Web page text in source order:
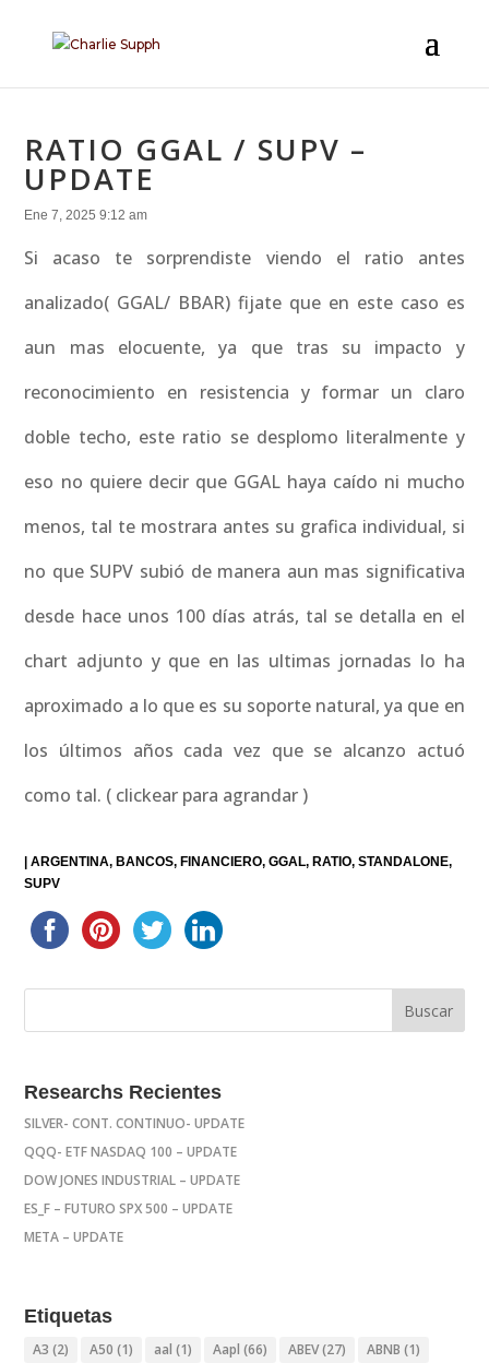
RATIO GGAL / SUPV –
UPDATE
Ene 7, 2025 9:12 am
Si acaso te sorprendiste viendo el ratio antes
analizado( GGAL/ BBAR) fijate que en este caso es
aun mas elocuente, ya que tras su impacto y
reconocimiento en resistencia y formar un claro
doble techo, este ratio se desplomo literalmente y
eso no quiere decir que GGAL haya caído ni mucho
menos, tal te mostrara antes su grafica individual, si
no que SUPV subió de manera aun mas significativa
desde hace unos 100 días atrás, tal se detalla en el
chart adjunto y que en las ultimas jornadas lo ha
aproximado a lo que es su soporte natural, ya que en
los últimos años cada vez que se alcanzo actuó
como tal. ( clickear para agrandar )
|ARGENTINA BANCOS FINANCIERO GGAL RATIO STANDALONE
SUPV
Researchs Recientes
SILVER- CONT. CONTINUO- UPDATE
QQQ- ETF NASDAQ 100 – UPDATE
DOW JONES INDUSTRIAL – UPDATE
ES_F – FUTURO SPX 500 – UPDATE
META – UPDATE
Etiquetas
A3 (2) A50 (1) aal (1) Aapl (66) ABEV(27) ABNB (1)